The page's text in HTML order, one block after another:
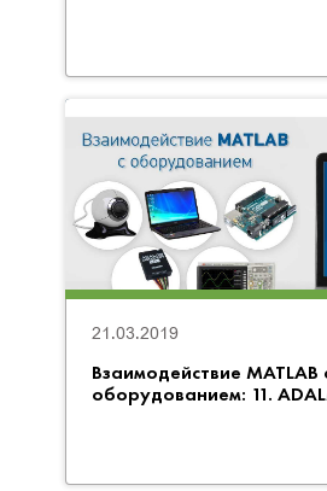
Взаимодействие MATLAB
оборудованием: 11.
21.03.2019